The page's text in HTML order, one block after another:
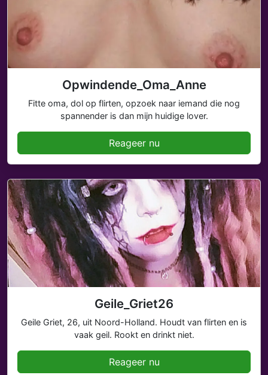
Opwindende_Oma_Anne
Fitte oma, dol op flirten, opzoek naar iemand die nog
spannender is dan mijn huidige lover.
Reageer nu
Geile_Griet26
Geile Griet, 26, uit Noord-Holland. Houdt van flirten en is
vaak geil. Rookt en drinkt niet.
Reageer nu